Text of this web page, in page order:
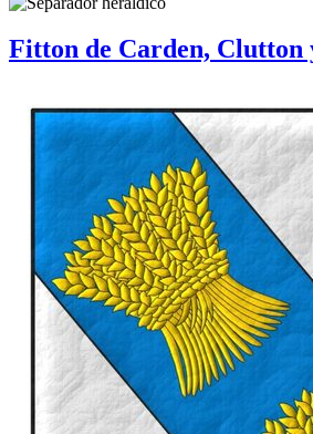
Fitton de Carden, Clutton